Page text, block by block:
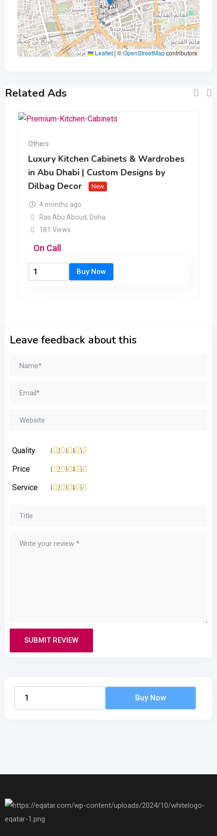
Leaflet| ©OpenStreetMapcontributors
Related Ads
Others
Luxury Kitchen Cabinets & Wardrobes
in Abu Dhabi | Custom Designs by
Dilbag Decor
New
4 months ago
Ras Abu Aboud, Doha
181 Views
On Call
Leave feedback about this
Quality 5
4
3
2
1
Price 5
4
3
2
1
Service 5
4
3
2
1